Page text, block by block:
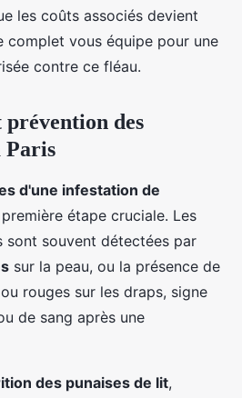
les coûts associés devient
complet vous équipe pour une
contre ce fléau.
des
Paris
d'une infestation de
étape cruciale. Les
sont souvent détectées par
sur la peau, ou la présence de
rouges sur les draps, signe
de sang après une
des punaises de lit,